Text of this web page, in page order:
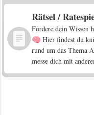
Rätsel /
Fordere dein Wissen
Hier findest du
rund um das Thema
messe dich mit